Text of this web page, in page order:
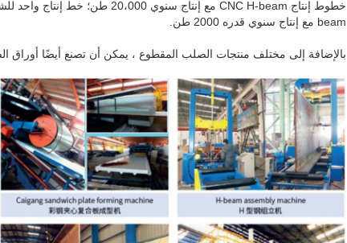
beam مع إنتاج سنوي قدره 2000 طن.
بالإضافة إلى مختلف منتجات الصلب المقطوع ، يمكن أن تصنع أيضًا أوراق